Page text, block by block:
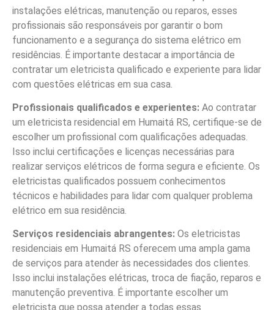
instalações elétricas, manutenção ou reparos, esses
profissionais são responsáveis por garantir o bom
funcionamento e a segurança do sistema elétrico em
residências. É importante destacar a importância de
contratar um eletricista qualificado e experiente para lidar
com questões elétricas em sua casa.
Profissionais qualificados e experientes: Ao contratar
um eletricista residencial em Humaitá RS, certifique-se de
escolher um profissional com qualificações adequadas.
Isso inclui certificações e licenças necessárias para
realizar serviços elétricos de forma segura e eficiente. Os
eletricistas qualificados possuem conhecimentos
técnicos e habilidades para lidar com qualquer problema
elétrico em sua residência.
Serviços residenciais abrangentes: Os eletricistas
residenciais em Humaitá RS oferecem uma ampla gama
de serviços para atender às necessidades dos clientes.
Isso inclui instalações elétricas, troca de fiação, reparos e
manutenção preventiva. É importante escolher um
eletricista que possa atender a todas essas